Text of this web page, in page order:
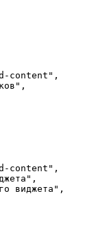
content",
content",
виджета",